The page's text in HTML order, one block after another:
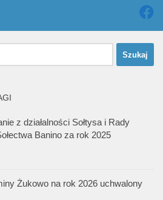
z działalności Sołtysa i Rady
Banino za rok 2025
Żukowo na rok 2026 uchwalony